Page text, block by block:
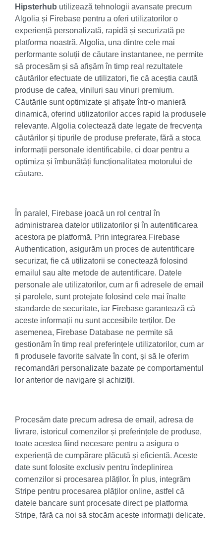
Hipsterhub utilizează tehnologii avansate precum
Algolia și Firebase pentru a oferi utilizatorilor o
experiență personalizată, rapidă și securizată pe
platforma noastră. Algolia, una dintre cele mai
performante soluții de căutare instantanee, ne permite
să procesăm și să afișăm în timp real rezultatele
căutărilor efectuate de utilizatori, fie că aceștia caută
produse de cafea, viniluri sau vinuri premium.
Căutările sunt optimizate și afișate într-o manieră
dinamică, oferind utilizatorilor acces rapid la produsele
relevante. Algolia colectează date legate de frecvența
căutărilor și tipurile de produse preferate, fără a stoca
informații personale identificabile, ci doar pentru a
optimiza și îmbunătăți funcționalitatea motorului de
căutare.
În paralel, Firebase joacă un rol central în
administrarea datelor utilizatorilor și în autentificarea
acestora pe platformă. Prin integrarea Firebase
Authentication, asigurăm un proces de autentificare
securizat, fie că utilizatorii se conectează folosind
emailul sau alte metode de autentificare. Datele
personale ale utilizatorilor, cum ar fi adresele de email
și parolele, sunt protejate folosind cele mai înalte
standarde de securitate, iar Firebase garantează că
aceste informații nu sunt accesibile terților. De
asemenea, Firebase Database ne permite să
gestionăm în timp real preferințele utilizatorilor, cum ar
fi produsele favorite salvate în cont, și să le oferim
recomandări personalizate bazate pe comportamentul
lor anterior de navigare și achiziții.
Procesăm date precum adresa de email, adresa de
livrare, istoricul comenzilor și preferințele de produse,
toate acestea fiind necesare pentru a asigura o
experiență de cumpărare plăcută și eficientă. Aceste
date sunt folosite exclusiv pentru îndeplinirea
comenzilor si procesarea plăților. În plus, integrăm
Stripe pentru procesarea plăților online, astfel că
datele bancare sunt procesate direct pe platforma
Stripe, fără ca noi să stocăm aceste informații delicate.